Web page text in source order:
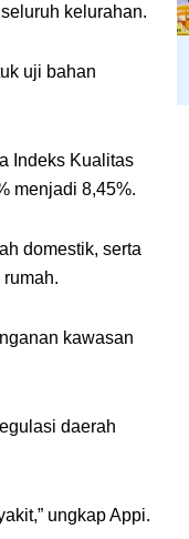
kelurahan.
uji bahan
Indeks Kualitas
menjadi 8,45%.
domestik, serta
kawasan
daerah
ungkap Appi.